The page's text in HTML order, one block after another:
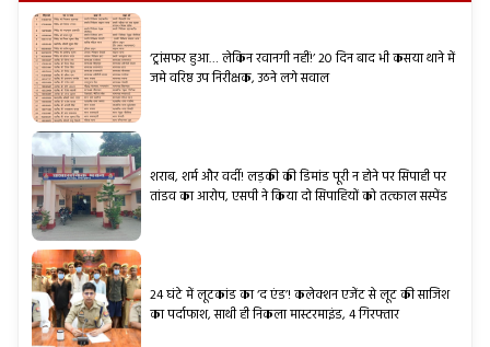
‘ट्रांसफर हुआ… लेकिन रवानगी नहीं!’ 20 दिन बाद भी कसया थाने में
जमे वरिष्ठ उप निरीक्षक, उठने लगे सवाल
शराब, शर्म और वर्दी! लड़की की डिमांड पूरी न होने पर सिपाही पर
तांडव का आरोप, एसपी ने किया दो सिपाहियों को तत्काल सस्पेंड
24 घंटे में लूटकांड का ‘द एंड’! कलेक्शन एजेंट से लूट की साजिश
का पर्दाफाश, साथी ही निकला मास्टरमाइंड, 4 गिरफ्तार